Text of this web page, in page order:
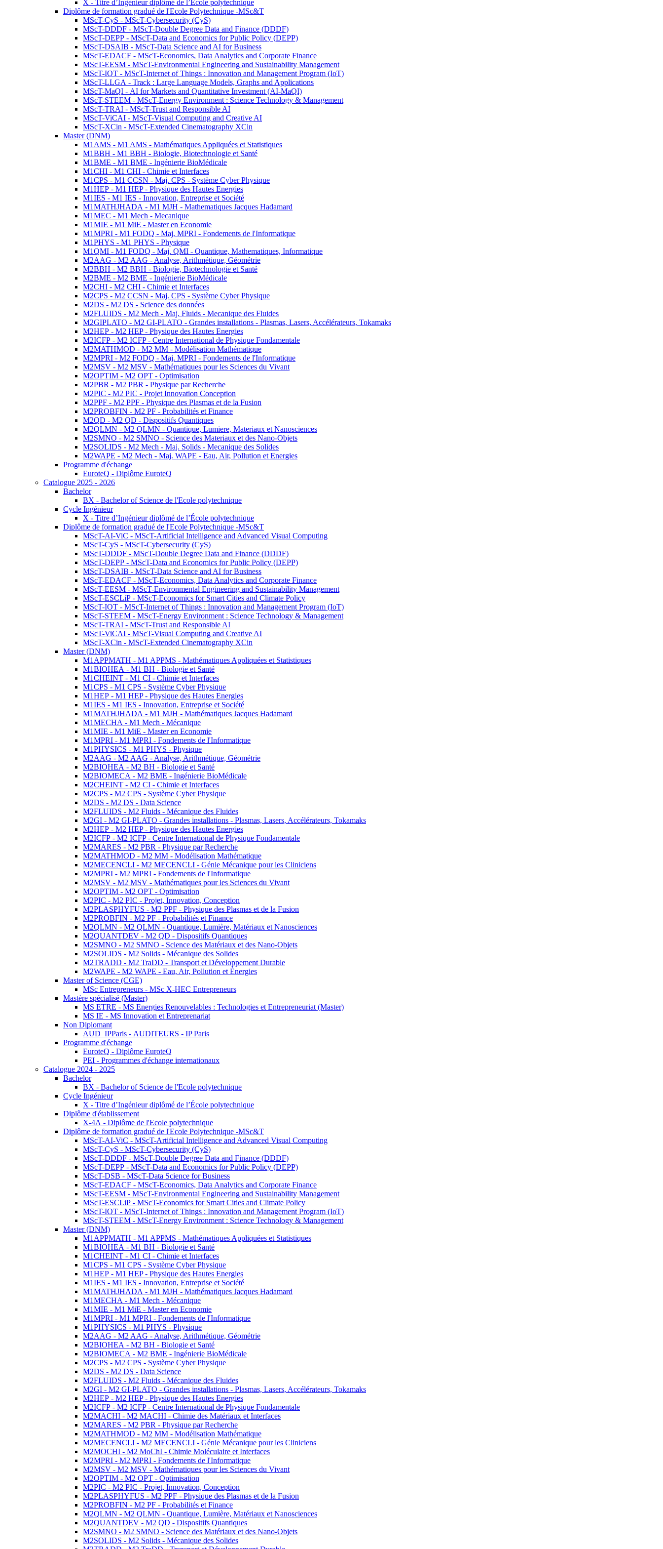
X - Titre d’Ingénieur diplômé de l’École polytechnique
Diplôme de formation gradué de l'Ecole Polytechnique -MSc&T
MScT-CyS - MScT-Cybersecurity (CyS)
MScT-DDDF - MScT-Double Degree Data and Finance (DDDF)
MScT-DEPP - MScT-Data and Economics for Public Policy (DEPP)
MScT-DSAIB - MScT-Data Science and AI for Business
MScT-EDACF - MScT-Economics, Data Analytics and Corporate Finance
MScT-EESM - MScT-Environmental Engineering and Sustainability Management
MScT-IOT - MScT-Internet of Things : Innovation and Management Program (IoT)
MScT-LLGA - Track : Large Language Models, Graphs and Applications
MScT-MaQI - AI for Markets and Quantitative Investment (AI-MaQI)
MScT-STEEM - MScT-Energy Environment : Science Technology & Management
MScT-TRAI - MScT-Trust and Responsible AI
MScT-ViCAI - MScT-Visual Computing and Creative AI
MScT-XCin - MScT-Extended Cinematography XCin
Master (DNM)
M1AMS - M1 AMS - Mathématiques Appliquées et Statistiques
M1BBH - M1 BBH - Biologie, Biotechnologie et Santé
M1BME - M1 BME - Ingénierie BioMédicale
M1CHI - M1 CHI - Chimie et Interfaces
M1CPS - M1 CCSN - Maj. CPS - Système Cyber Physique
M1HEP - M1 HEP - Physique des Hautes Energies
M1IES - M1 IES - Innovation, Entreprise et Société
M1MATHJHADA - M1 MJH - Mathematiques Jacques Hadamard
M1MEC - M1 Mech - Mecanique
M1MIE - M1 MiE - Master en Economie
M1MPRI - M1 FODQ - Maj. MPRI - Fondements de l'Informatique
M1PHYS - M1 PHYS - Physique
M1QMI - M1 FODQ - Maj. QMI - Quantique, Mathematiques, Informatique
M2AAG - M2 AAG - Analyse, Arithmétique, Géométrie
M2BBH - M2 BBH - Biologie, Biotechnologie et Santé
M2BME - M2 BME - Ingénierie BioMédicale
M2CHI - M2 CHI - Chimie et Interfaces
M2CPS - M2 CCSN - Maj. CPS - Système Cyber Physique
M2DS - M2 DS - Science des données
M2FLUIDS - M2 Mech - Maj. Fluids - Mecanique des Fluides
M2GIPLATO - M2 GI-PLATO - Grandes installations - Plasmas, Lasers, Accélérateurs, Tokamaks
M2HEP - M2 HEP - Physique des Hautes Energies
M2ICFP - M2 ICFP - Centre International de Physique Fondamentale
M2MATHMOD - M2 MM - Modélisation Mathématique
M2MPRI - M2 FODQ - Maj. MPRI - Fondements de l'Informatique
M2MSV - M2 MSV - Mathématiques pour les Sciences du Vivant
M2OPTIM - M2 OPT - Optimisation
M2PBR - M2 PBR - Physique par Recherche
M2PIC - M2 PIC - Projet Innovation Conception
M2PPF - M2 PPF - Physique des Plasmas et de la Fusion
M2PROBFIN - M2 PF - Probabilités et Finance
M2QD - M2 QD - Dispositifs Quantiques
M2QLMN - M2 QLMN - Quantique, Lumiere, Materiaux et Nanosciences
M2SMNO - M2 SMNO - Science des Materiaux et des Nano-Objets
M2SOLIDS - M2 Mech - Maj. Solids - Mecanique des Solides
M2WAPE - M2 Mech - Maj. WAPE - Eau, Air, Pollution et Energies
Programme d'échange
EuroteQ - Diplôme EuroteQ
Catalogue 2025 - 2026
Bachelor
BX - Bachelor of Science de l'Ecole polytechnique
Cycle Ingénieur
X - Titre d’Ingénieur diplômé de l’École polytechnique
Diplôme de formation gradué de l'Ecole Polytechnique -MSc&T
MScT-AI-ViC - MScT-Artificial Intelligence and Advanced Visual Computing
MScT-CyS - MScT-Cybersecurity (CyS)
MScT-DDDF - MScT-Double Degree Data and Finance (DDDF)
MScT-DEPP - MScT-Data and Economics for Public Policy (DEPP)
MScT-DSAIB - MScT-Data Science and AI for Business
MScT-EDACF - MScT-Economics, Data Analytics and Corporate Finance
MScT-EESM - MScT-Environmental Engineering and Sustainability Management
MScT-ESCLiP - MScT-Economics for Smart Cities and Climate Policy
MScT-IOT - MScT-Internet of Things : Innovation and Management Program (IoT)
MScT-STEEM - MScT-Energy Environment : Science Technology & Management
MScT-TRAI - MScT-Trust and Responsible AI
MScT-ViCAI - MScT-Visual Computing and Creative AI
MScT-XCin - MScT-Extended Cinematography XCin
Master (DNM)
M1APPMATH - M1 APPMS - Mathématiques Appliquées et Statistiques
M1BIOHEA - M1 BH - Biologie et Santé
M1CHEINT - M1 CI - Chimie et Interfaces
M1CPS - M1 CPS - Système Cyber Physique
M1HEP - M1 HEP - Physique des Hautes Energies
M1IES - M1 IES - Innovation, Entreprise et Société
M1MATHJHADA - M1 MJH - Mathématiques Jacques Hadamard
M1MECHA - M1 Mech - Mécanique
M1MIE - M1 MiE - Master en Economie
M1MPRI - M1 MPRI - Fondements de l'Informatique
M1PHYSICS - M1 PHYS - Physique
M2AAG - M2 AAG - Analyse, Arithmétique, Géométrie
M2BIOHEA - M2 BH - Biologie et Santé
M2BIOMECA - M2 BME - Ingénierie BioMédicale
M2CHEINT - M2 CI - Chimie et Interfaces
M2CPS - M2 CPS - Système Cyber Physique
M2DS - M2 DS - Data Science
M2FLUIDS - M2 Fluids - Mécanique des Fluides
M2GI - M2 GI-PLATO - Grandes installations - Plasmas, Lasers, Accélérateurs, Tokamaks
M2HEP - M2 HEP - Physique des Hautes Energies
M2ICFP - M2 ICFP - Centre International de Physique Fondamentale
M2MARES - M2 PBR - Physique par Recherche
M2MATHMOD - M2 MM - Modélisation Mathématique
M2MECENCLI - M2 MECENCLI - Génie Mécanique pour les Cliniciens
M2MPRI - M2 MPRI - Fondements de l'Informatique
M2MSV - M2 MSV - Mathématiques pour les Sciences du Vivant
M2OPTIM - M2 OPT - Optimisation
M2PIC - M2 PIC - Projet, Innovation, Conception
M2PLASPHYFUS - M2 PPF - Physique des Plasmas et de la Fusion
M2PROBFIN - M2 PF - Probabilités et Finance
M2QLMN - M2 QLMN - Quantique, Lumière, Matériaux et Nanosciences
M2QUANTDEV - M2 QD - Dispositifs Quantiques
M2SMNO - M2 SMNO - Science des Matériaux et des Nano-Objets
M2SOLIDS - M2 Solids - Mécanique des Solides
M2TRADD - M2 TraDD - Transport et Développement Durable
M2WAPE - M2 WAPE - Eau, Air, Pollution et Énergies
Master of Science (CGE)
MSc Entrepreneurs - MSc X-HEC Entrepreneurs
Mastère spécialisé (Master)
MS ETRE - MS Energies Renouvelables : Technologies et Entrepreneuriat (Master)
MS IE - MS Innovation et Entreprenariat
Non Diplomant
AUD_IPParis - AUDITEURS - IP Paris
Programme d'échange
EuroteQ - Diplôme EuroteQ
PEI - Programmes d'échange internationaux
Catalogue 2024 - 2025
Bachelor
BX - Bachelor of Science de l'Ecole polytechnique
Cycle Ingénieur
X - Titre d’Ingénieur diplômé de l’École polytechnique
Diplôme d'établissement
X-4A - Diplôme de l'Ecole polytechnique
Diplôme de formation gradué de l'Ecole Polytechnique -MSc&T
MScT-AI-ViC - MScT-Artificial Intelligence and Advanced Visual Computing
MScT-CyS - MScT-Cybersecurity (CyS)
MScT-DDDF - MScT-Double Degree Data and Finance (DDDF)
MScT-DEPP - MScT-Data and Economics for Public Policy (DEPP)
MScT-DSB - MScT-Data Science for Business
MScT-EDACF - MScT-Economics, Data Analytics and Corporate Finance
MScT-EESM - MScT-Environmental Engineering and Sustainability Management
MScT-ESCLiP - MScT-Economics for Smart Cities and Climate Policy
MScT-IOT - MScT-Internet of Things : Innovation and Management Program (IoT)
MScT-STEEM - MScT-Energy Environment : Science Technology & Management
Master (DNM)
M1APPMATH - M1 APPMS - Mathématiques Appliquées et Statistiques
M1BIOHEA - M1 BH - Biologie et Santé
M1CHEINT - M1 CI - Chimie et Interfaces
M1CPS - M1 CPS - Système Cyber Physique
M1HEP - M1 HEP - Physique des Hautes Energies
M1IES - M1 IES - Innovation, Entreprise et Société
M1MATHJHADA - M1 MJH - Mathématiques Jacques Hadamard
M1MECHA - M1 Mech - Mécanique
M1MIE - M1 MiE - Master en Economie
M1MPRI - M1 MPRI - Fondements de l'Informatique
M1PHYSICS - M1 PHYS - Physique
M2AAG - M2 AAG - Analyse, Arithmétique, Géométrie
M2BIOHEA - M2 BH - Biologie et Santé
M2BIOMECA - M2 BME - Ingénierie BioMédicale
M2CPS - M2 CPS - Système Cyber Physique
M2DS - M2 DS - Data Science
M2FLUIDS - M2 Fluids - Mécanique des Fluides
M2GI - M2 GI-PLATO - Grandes installations - Plasmas, Lasers, Accélérateurs, Tokamaks
M2HEP - M2 HEP - Physique des Hautes Energies
M2ICFP - M2 ICFP - Centre International de Physique Fondamentale
M2MACHI - M2 MACHI - Chimie des Matériaux et Interfaces
M2MARES - M2 PBR - Physique par Recherche
M2MATHMOD - M2 MM - Modélisation Mathématique
M2MECENCLI - M2 MECENCLI - Génie Mécanique pour les Cliniciens
M2MOCHI - M2 MoChI - Chimie Moléculaire et Interfaces
M2MPRI - M2 MPRI - Fondements de l'Informatique
M2MSV - M2 MSV - Mathématiques pour les Sciences du Vivant
M2OPTIM - M2 OPT - Optimisation
M2PIC - M2 PIC - Projet, Innovation, Conception
M2PLASPHYFUS - M2 PPF - Physique des Plasmas et de la Fusion
M2PROBFIN - M2 PF - Probabilités et Finance
M2QLMN - M2 QLMN - Quantique, Lumière, Matériaux et Nanosciences
M2QUANTDEV - M2 QD - Dispositifs Quantiques
M2SMNO - M2 SMNO - Science des Matériaux et des Nano-Objets
M2SOLIDS - M2 Solids - Mécanique des Solides